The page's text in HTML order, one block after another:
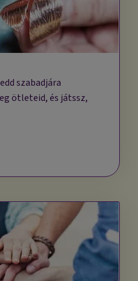
szabadjára
ötleteid, és játssz,